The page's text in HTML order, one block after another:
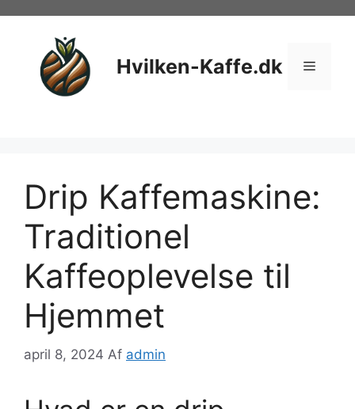
Hvilken-Kaffe.dk Menu
Drip Kaffemaskine:
Traditionel
Kaffeoplevelse til
Hjemmet
april 8, 2024 Af admin